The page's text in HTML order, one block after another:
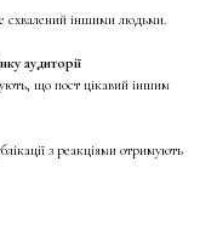
схвалений іншими людьми.
аудиторії
що пост цікавий іншим
з реакціями отримують